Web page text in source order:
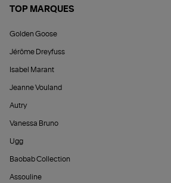
TOP MARQUES
Golden Goose
Jérôme Dreyfuss
Isabel Marant
Jeanne Vouland
Autry
Vanessa Bruno
Ugg
Baobab Collection
Assouline